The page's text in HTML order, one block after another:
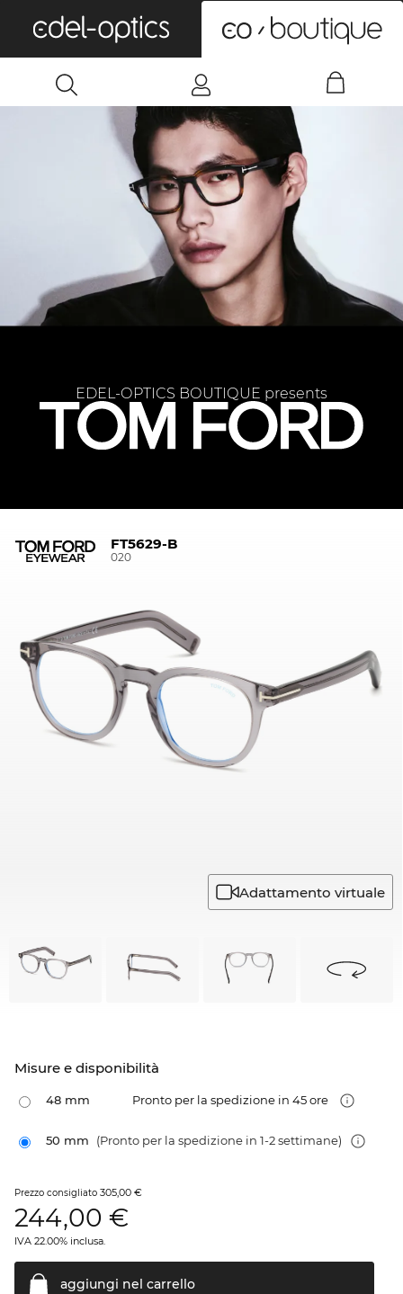
EDEL-OPTICS BOUTIQUE presents
FT5629-B
020
Adattamento virtuale
Misure e disponibilità
48 mm Pronto per la spedizione in 45 ore
50 mm (Pronto per la spedizione in 1-2 settimane)
Prezzo consigliato 305,00 €
244,00 €
IVA 22.00% inclusa.
aggiungi nel carrello